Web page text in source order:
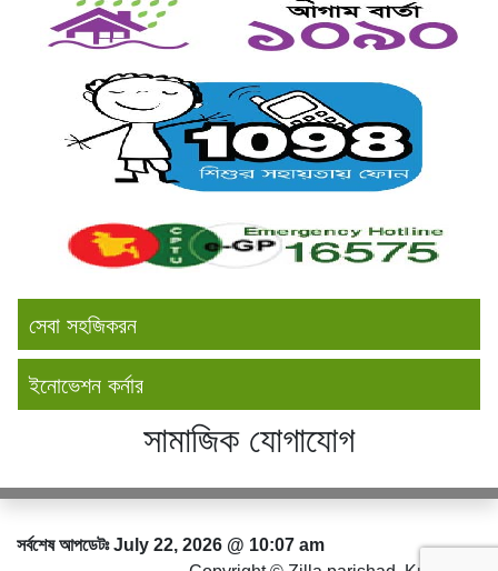
সেবা সহজিকরন
ইনোভেশন কর্নার
সামাজিক যোগাযোগ
সর্বশেষ আপডেটঃ July 22, 2026 @ 10:07 am